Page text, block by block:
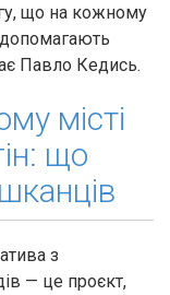
що на кожному
Павло Кедись.
місті
що
з
— це проєкт,